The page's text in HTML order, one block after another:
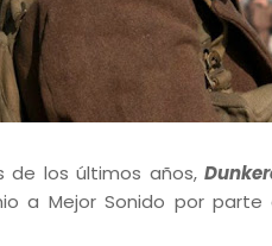
de los últimos años,
a Mejor Sonido por